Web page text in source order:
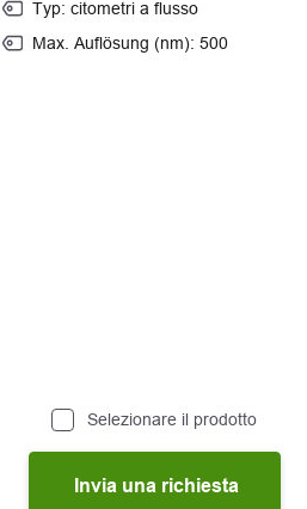
Typ: citometri a flusso
Max. Auflösung (nm): 500
Selezionare il prodotto
Invia una richiesta